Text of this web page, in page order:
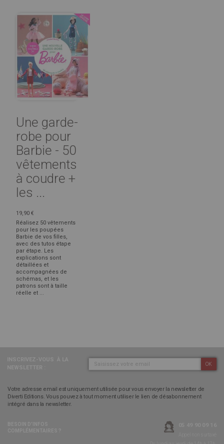
Une garde-
robe pour
Barbie - 50
vêtements
à coudre +
les ...
19,90 €
Réalisez 50 vêtements
pour les poupées
Barbie de vos filles,
avec des tutos étape
par étape. Les
explications sont
détaillées et
accompagnées de
schémas, et les
patrons sont à taille
réelle et ...
OK
Votre adresse email est uniquement utilisée pour vous envoyer la newsletter de
Diverti Editions. Vous pouvez à tout moment utiliser le lien de désabonnement
intégré dans la newsletter.